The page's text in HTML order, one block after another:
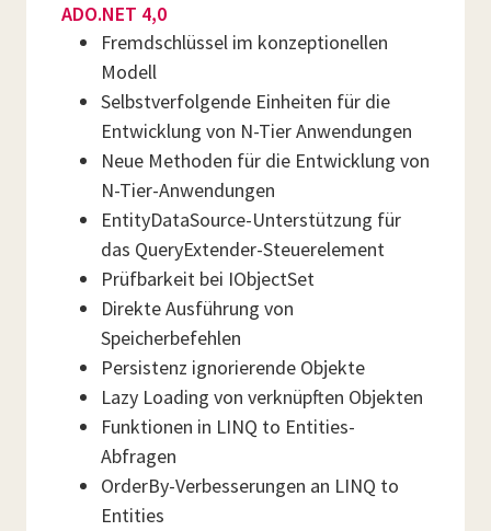
ADO.NET 4,0
Fremdschlüssel im konzeptionellen
Modell
Selbstverfolgende Einheiten für die
Entwicklung von N-Tier Anwendungen
Neue Methoden für die Entwicklung von
N-Tier-Anwendungen
EntityDataSource-Unterstützung für
das QueryExtender-Steuerelement
Prüfbarkeit bei IObjectSet
Direkte Ausführung von
Speicherbefehlen
Persistenz ignorierende Objekte
Lazy Loading von verknüpften Objekten
Funktionen in LINQ to Entities-
Abfragen
OrderBy-Verbesserungen an LINQ to
Entities